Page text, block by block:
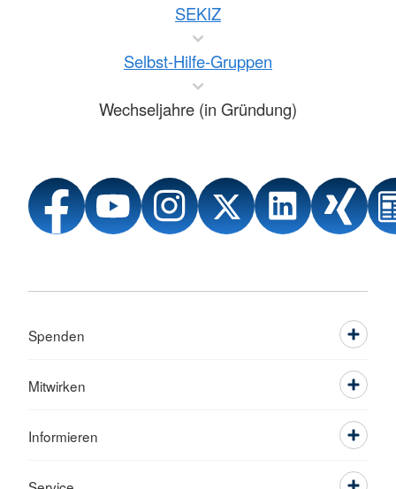
SEKIZ
Selbst-Hilfe-Gruppen
Wechseljahre (in Gründung)
Spenden
Mitwirken
Informieren